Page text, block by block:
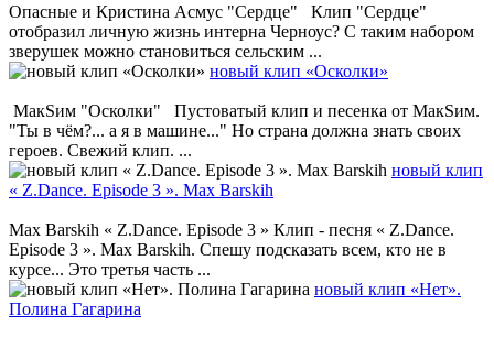
Опасные и Кристина Асмус "Сердце" Клип "Сердце"
отобразил личную жизнь интерна Черноус? С таким набором
зверушек можно становиться сельским ...
новый клип «Осколки»
МакSим "Осколки" Пустоватый клип и песенка от МакSим.
"Ты в чём?... а я в машине..." Но страна должна знать своих
героев. Свежий клип. ...
новый клип
« Z.Dance. Episode 3 ». Max Barskih
Max Barskih « Z.Dance. Episode 3 » Клип - песня « Z.Dance.
Episode 3 ». Max Barskih. Спешу подсказать всем, кто не в
курсе... Это третья часть ...
новый клип «Нет».
Полина Гагарина